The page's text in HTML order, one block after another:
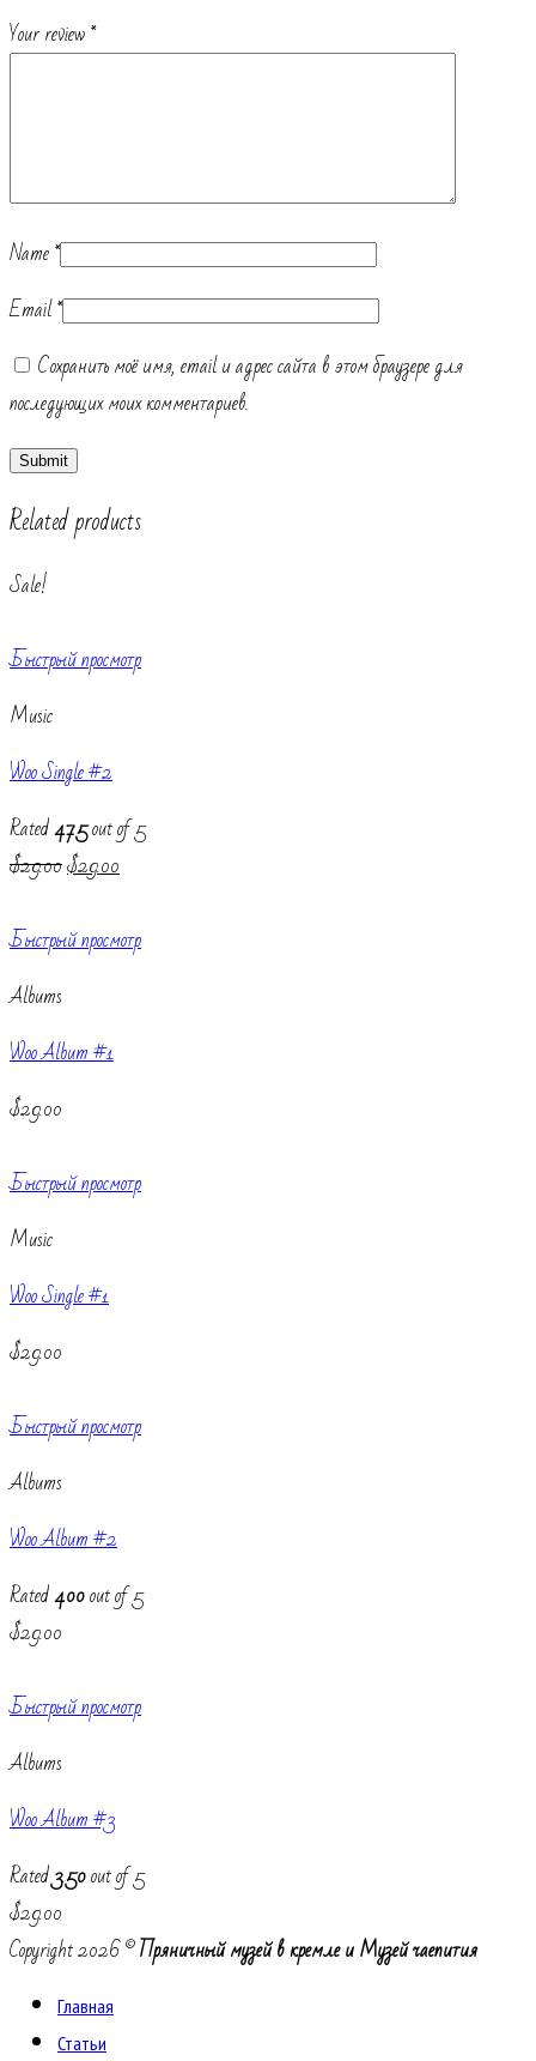
Your review*
Name*
Email*
Сохранить моё имя, email и адрес сайта в этом браузере для
последующих моих комментариев.
Related products
Sale!
Быстрый просмотр
Music
Woo Single #2
Rated4.75out of 5
$29.00$29.00
Быстрый просмотр
Albums
Woo Album #1
$29.00
Быстрый просмотр
Music
Woo Single #1
$29.00
Быстрый просмотр
Albums
Woo Album #2
Rated4.00out of 5
$29.00
Быстрый просмотр
Albums
Woo Album #3
Rated3.50out of 5
$29.00
Copyright 2026 ©Пряничный музей в кремле и Музей чаепития
Главная
Статьи